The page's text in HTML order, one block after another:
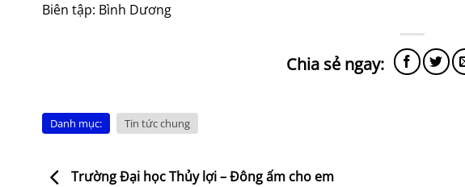
Biên tập: Bình Dương
Danh mục: Tin tức chung
Trường Đại học Thủy lợi – Đông ấm cho em